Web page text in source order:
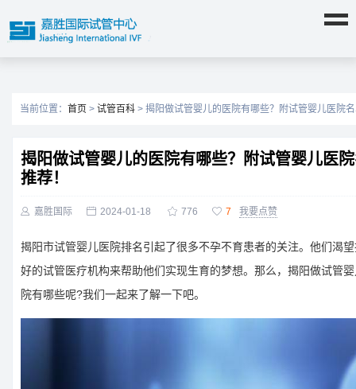
当前位置： 首页 > 试管百科 > 揭阳做试管婴儿的医院有哪些？附试管婴儿医院
揭阳做试管婴儿的医院有哪些？附试管婴儿医
推荐！
 嘉胜国际  2024-01-18  776  7 我要点赞
揭阳市试管婴儿医院排名引起了很多不孕不育患者的关注。他们渴
好的试管医疗机构来帮助他们实现生育的梦想。那么，揭阳做试管
院有哪些呢?我们一起来了解一下吧。